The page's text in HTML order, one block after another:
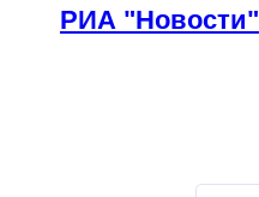
РИА "Новости"